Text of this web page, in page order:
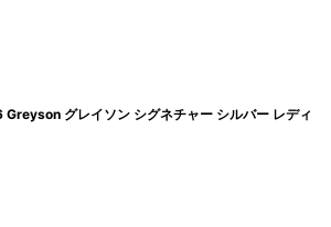
グレイソン シグネチャー シルバー レディ